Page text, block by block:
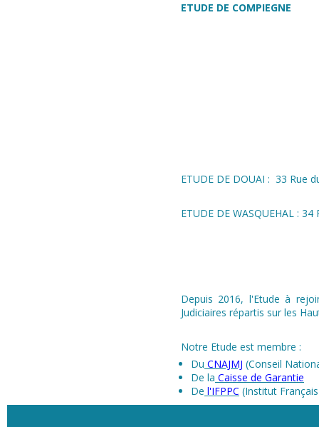
ETUDE DE COMPIEGNE
ETUDE DE DOUAI : 33 Rue
ETUDE DE WASQUEHAL :
Depuis 2016, l'Etude à
Judiciaires répartis sur les
Notre Etude est membre :
Du CNAJMJ (Conseil
De la Caisse de Garantie
De l'IFPPC (Institut